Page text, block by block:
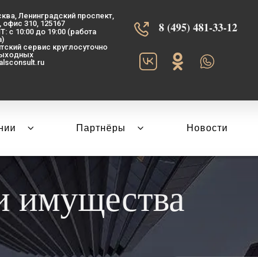
Ленинградский проспект,
офис 310, 125167
с 10:00 до 19:00 (работа
сервис круглосуточно
8 (495) 481-33-12‬‬
Партнёры Новости
имущества